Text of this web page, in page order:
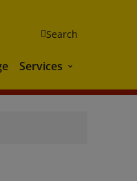
Search
Services Services